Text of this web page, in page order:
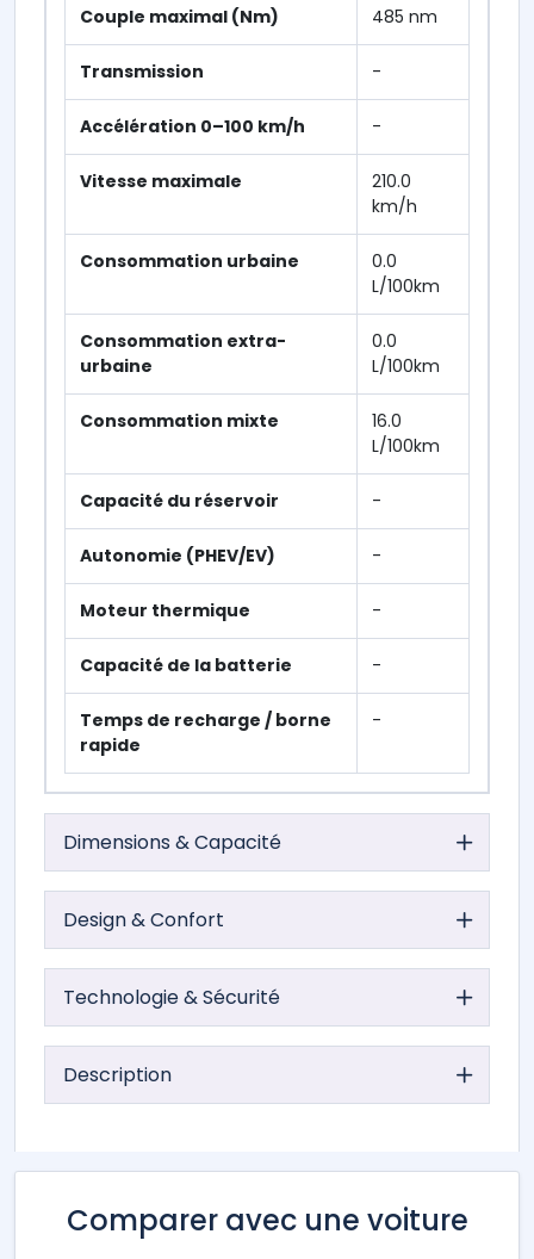
Couple maximal (Nm) 485 nm
Transmission -
Accélération 0–100 km/h -
Vitesse maximale
210.0
km/h
Consommation urbaine
0.0
L/100km
Consommation extra-
urbaine
0.0
L/100km
Consommation mixte
16.0
L/100km
Capacité du réservoir -
Autonomie (PHEV/EV) -
Moteur thermique -
Capacité de la batterie -
Temps de recharge / borne
rapide
-
Dimensions & Capacité
Design & Confort
Technologie & Sécurité
Description
Comparer avec une voiture